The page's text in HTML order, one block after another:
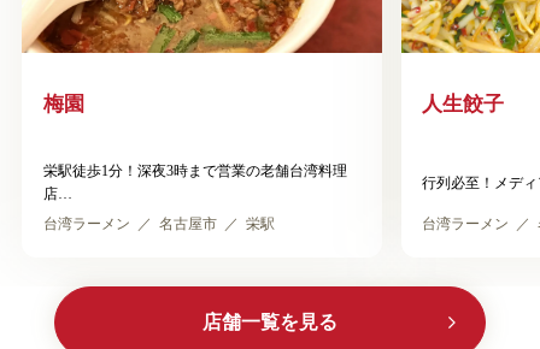
梅園
栄駅徒歩1分！深夜3時まで営業の老舗台湾料理
店
台湾ラーメン
名古屋市 栄駅
人生餃子
行列必至！メデ
台湾ラーメン
店舗一覧を見る